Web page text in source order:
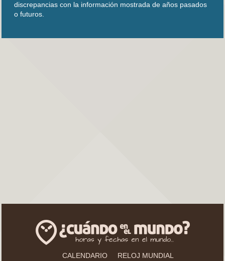
discrepancias con la información mostrada de años pasados
o futuros.
CALENDARIO
RELOJ MUNDIAL